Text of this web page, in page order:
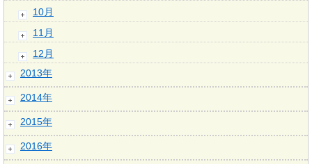
10月
11月
12月
2013年
2014年
2015年
2016年